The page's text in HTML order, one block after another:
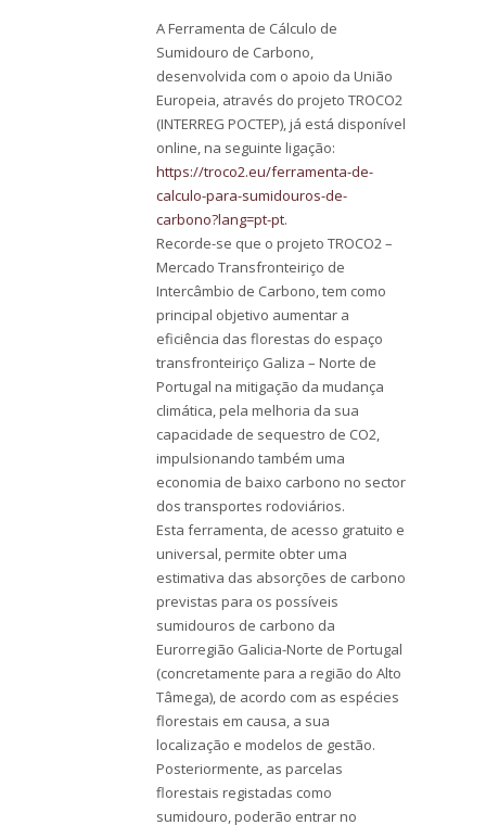
A Ferramenta de Cálculo de
Sumidouro de Carbono,
desenvolvida com o apoio da União
Europeia, através do projeto TROCO2
(INTERREG POCTEP), já está disponível
online, na seguinte ligação:
https://troco2.eu/ferramenta-de-
calculo-para-sumidouros-de-
carbono?lang=pt-pt.
Recorde-se que o projeto TROCO2 –
Mercado Transfronteiriço de
Intercâmbio de Carbono, tem como
principal objetivo aumentar a
eficiência das florestas do espaço
transfronteiriço Galiza – Norte de
Portugal na mitigação da mudança
climática, pela melhoria da sua
capacidade de sequestro de CO2,
impulsionando também uma
economia de baixo carbono no sector
dos transportes rodoviários.
Esta ferramenta, de acesso gratuito e
universal, permite obter uma
estimativa das absorções de carbono
previstas para os possíveis
sumidouros de carbono da
Eurorregião Galicia-Norte de Portugal
(concretamente para a região do Alto
Tâmega), de acordo com as espécies
florestais em causa, a sua
localização e modelos de gestão.
Posteriormente, as parcelas
florestais registadas como
sumidouro, poderão entrar no